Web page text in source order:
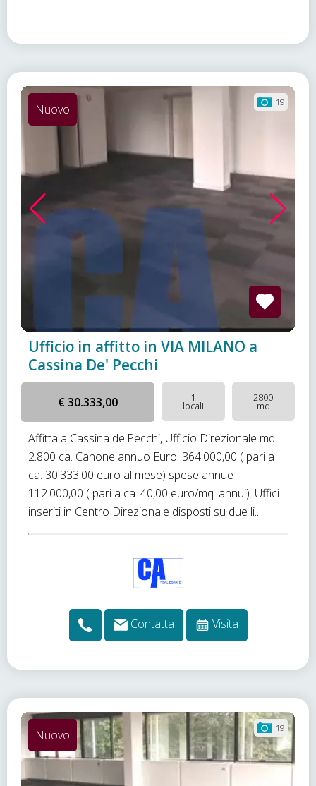
19
Nuovo
Ufficio in affitto in VIA MILANO a
Cassina De' Pecchi
€ 30.333,00 1
locali
2800
mq
Affitta a Cassina de'Pecchi, Ufficio Direzionale mq.
2.800 ca. Canone annuo Euro. 364.000,00 ( pari a
ca. 30.333,00 euro al mese) spese annue
112.000,00 ( pari a ca. 40,00 euro/mq. annui). Uffici
inseriti in Centro Direzionale disposti su due li...
Contatta Visita
19
Nuovo